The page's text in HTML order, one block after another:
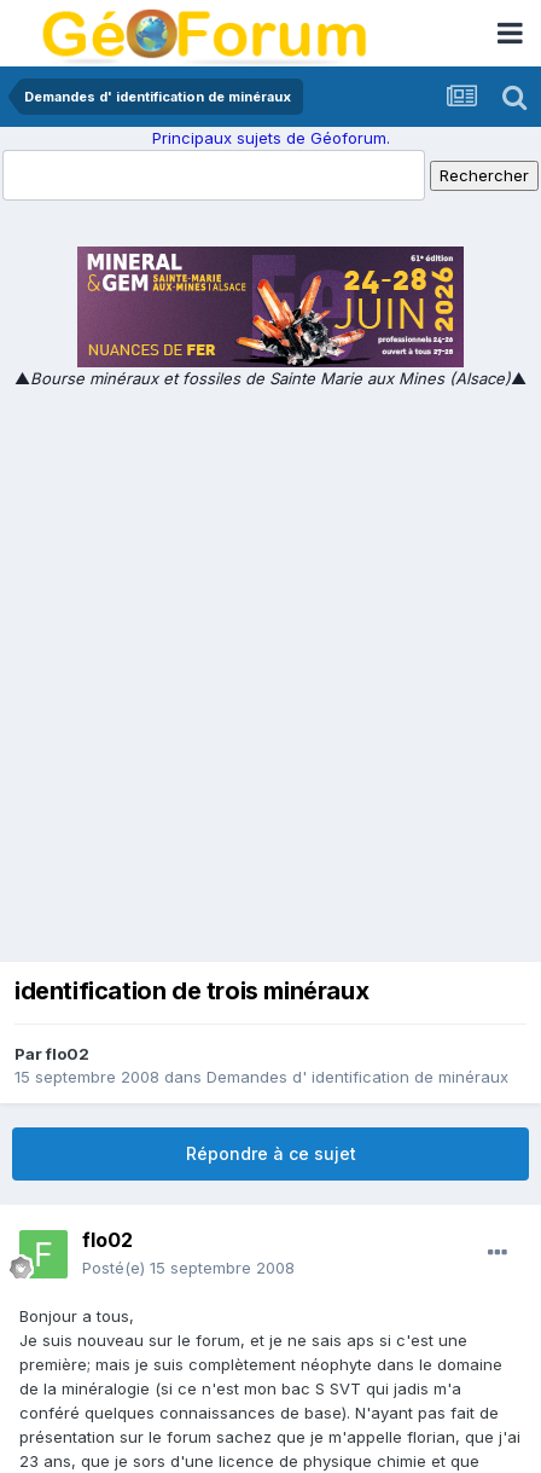
Demandes d' identification de minéraux
Principaux sujets de Géoforum.
▲Bourse minéraux et fossiles de Sainte Marie aux Mines (Alsace)▲
identification de trois minéraux
Parflo02
15 septembre 2008 dans Demandes d' identification de minéraux
Répondre à ce sujet
flo02
Posté(e) 15 septembre 2008
Bonjour a tous,
Je suis nouveau sur le forum, et je ne sais aps si c'est une
première; mais je suis complètement néophyte dans le domaine
de la minéralogie (si ce n'est mon bac S SVT qui jadis m'a
conféré quelques connaissances de base). N'ayant pas fait de
présentation sur le forum sachez que je m'appelle florian, que j'ai
23 ans, que je sors d'une licence de physique chimie et que